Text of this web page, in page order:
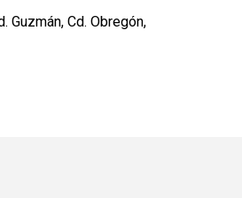
Guzmán, Cd. Obregón,